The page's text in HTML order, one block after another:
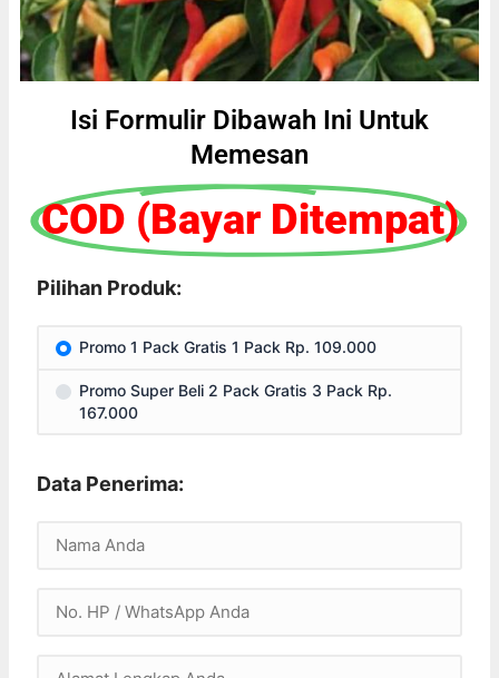
Isi Formulir Dibawah Ini Untuk
Memesan
COD (Bayar Ditempat)
Pilihan Produk:
Promo 1 Pack Gratis 1 Pack Rp. 109.000
Promo Super Beli 2 Pack Gratis 3 Pack Rp.
167.000
Data Penerima: